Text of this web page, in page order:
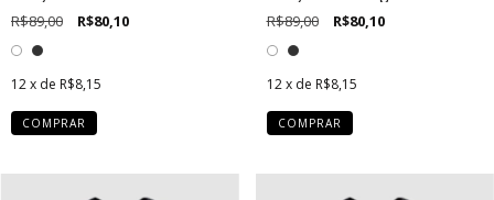
R$89,00 R$80,10
12x de R$8,15
COMPRAR
R$89,00 R$80,10
12 x de R$8,15
COMPRAR